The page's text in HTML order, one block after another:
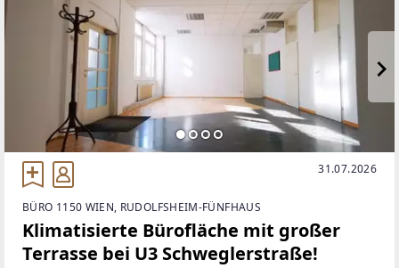
31.07.2026
BÜRO 1150 WIEN, RUDOLFSHEIM-FÜNFHAUS
Klimatisierte Bürofläche mit großer
Terrasse bei U3 Schweglerstraße!